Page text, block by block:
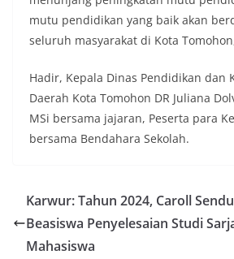
mutu pendidikan yang baik akan
seluruh masyarakat di Kota
Hadir, Kepala Dinas Pendidikan dan
Daerah Kota Tomohon DR Juliana
MSi bersama jajaran, Peserta para
bersama Bendahara Sekolah.
Karwur: Tahun 2024, Caroll
Beasiswa Penyelesaian Studi
Mahasiswa